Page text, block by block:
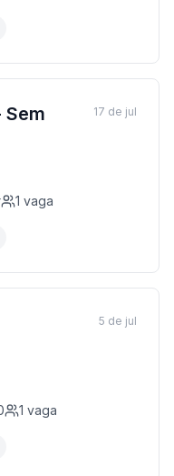
Sem
1 vaga
17 de jul
1 vaga
5 de jul